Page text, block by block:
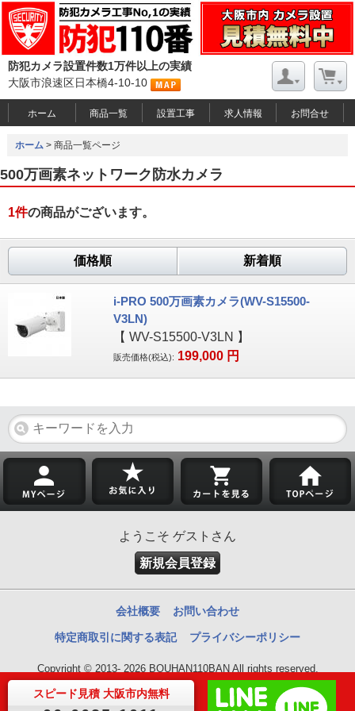
防犯カメラ設置件数1万件以上の実績
大阪市浪速区日本橋4-10-10
ホーム 商品一覧 設置工事 求人情報 お問合せ
ホーム> 商品一覧ページ
500万画素ネットワーク防水カメラ
1件の商品がございます。
価格順 新着順
i-PRO 500万画素カメラ(WV-S15500-
V3LN)
【 WV-S15500-V3LN 】
販売価格(税込): 199,000 円
ようこそ ゲストさん
新規会員登録
会社概要 お問い合わせ
特定商取引に関する表記 プライバシーポリシー
Copyright © 2013- 2026 BOUHAN110BAN All rights reserved.
スピード見積 大阪市内無料